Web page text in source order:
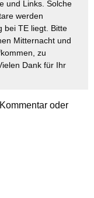
und Links. Solche
werden
bei TE liegt. Bitte
Mitternacht und
zu
Dank für Ihr
oder